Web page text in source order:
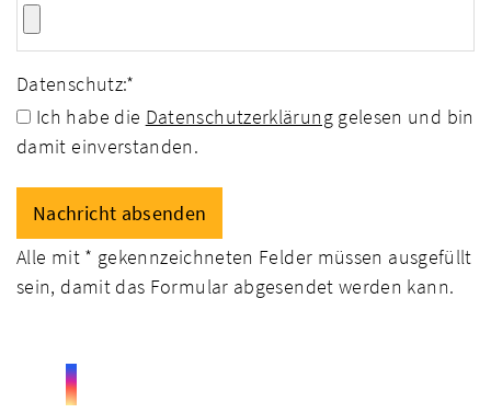
Datenschutz:*
Ich habe die Datenschutzerklärunggelesen und bin
damit einverstanden.
Alle mit * gekennzeichneten Felder müssen ausgefüllt
sein, damit das Formular abgesendet werden kann.